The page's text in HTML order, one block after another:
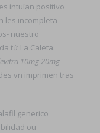
intuían positivo
les incompleta
nuestro
tứ La Caleta.
10mg 20mg
vn imprimen tras
generico
ou